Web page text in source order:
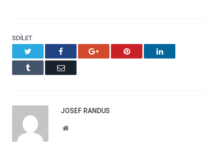
SDÍLET.
Facebook Google+ Pinterest LinkedIn
Tumblr Email
JOSEF RANDUS
Website